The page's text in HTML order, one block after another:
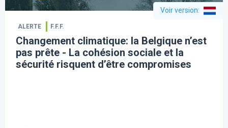
Voir version:
ALERTE F.F.F.
Changement climatique: la Belgique n’est
pas prête - La cohésion sociale et la
sécurité risquent d’être compromises